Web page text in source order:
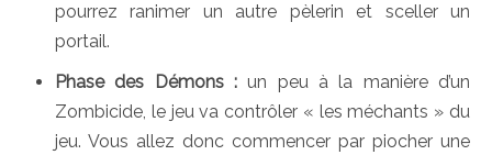
pourrez ranimer un autre pèlerin et sceller un
portail.
Phase des Démons : un peu à la manière d’un
Zombicide, le jeu va contrôler « les méchants » du
jeu. Vous allez donc commencer par piocher une